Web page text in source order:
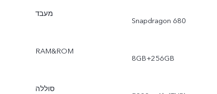
מעבד
Snapdragon 680
RAM&ROM
8GB+256GB
סוללה